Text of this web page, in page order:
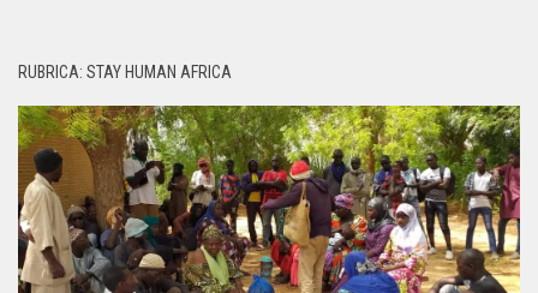
RUBRICA: STAY HUMAN AFRICA